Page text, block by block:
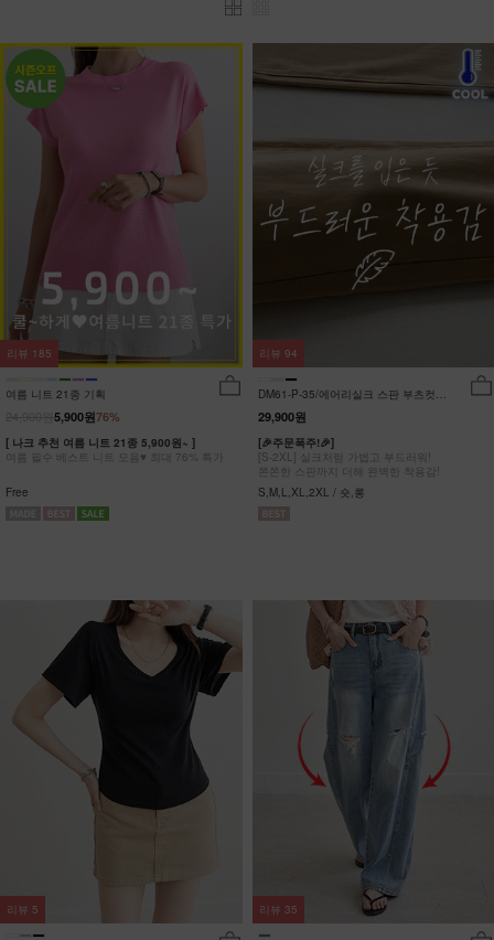
여름 니트 21종 기획
76%
5,900원
[ 나크 추천 여름 니트 21종 5,900원~ ]
여름 필수 베스트 니트 모음♥ 최대 76% 특가
Free
리뷰 185
DM61-P-35/에어리실크 스판 부츠컷팬
29,900원
[🎉주문폭주!🎉]
[S-2XL] 실크처럼 가볍고 부드러워!
쫀쫀한 스판까지 더해 완벽한 착용감!
S,M,L,XL,2XL / 숏,롱
리뷰 94
리뷰 5 리뷰 35